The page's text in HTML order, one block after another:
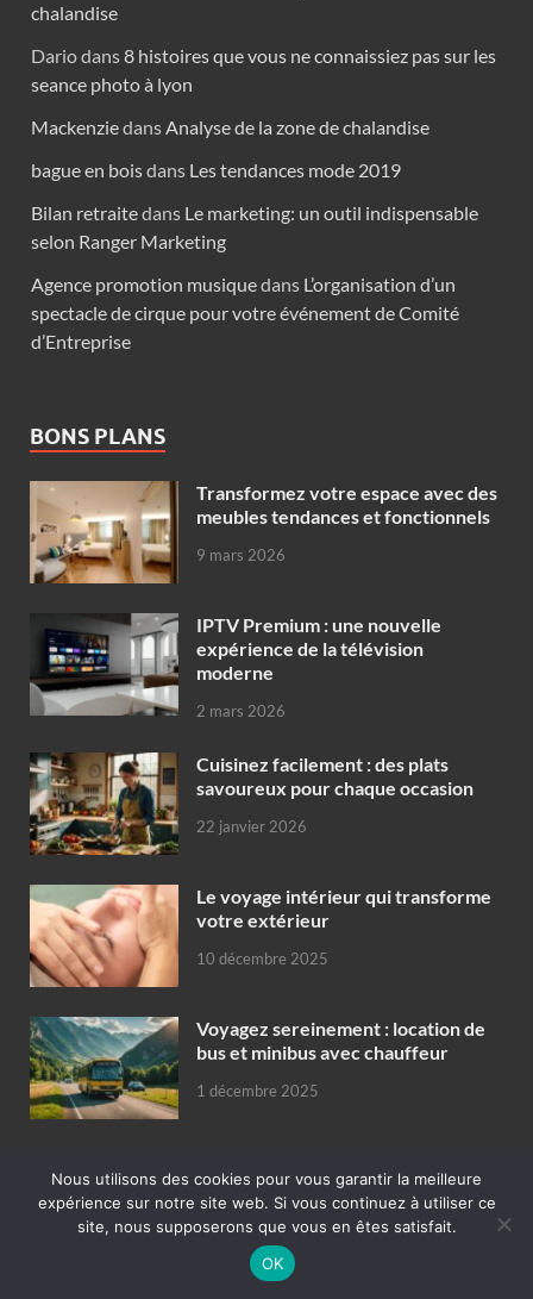
chalandise
Dariodans8 histoires que vous ne connaissiez pas sur les
seance photo à lyon
MackenziedansAnalyse de la zone de chalandise
bague en boisdans Les tendances mode 2019
Bilan retraitedans Le marketing: un outil indispensable
selon Ranger Marketing
Agence promotion musiquedans L’organisation d’un
spectacle de cirque pour votre événement de Comité
d’Entreprise
BONS PLANS
Transformez votre espace avec des
meubles tendances et fonctionnels
9 mars 2026
IPTV Premium : une nouvelle
expérience de la télévision
moderne
2 mars 2026
Cuisinez facilement : des plats
savoureux pour chaque occasion
22 janvier 2026
Le voyage intérieur qui transforme
votre extérieur
10 décembre 2025
Voyagez sereinement : location de
bus et minibus avec chauffeur
1 décembre 2025
PRATIQUE
Les signes indiquant qu’il faut
changer sa batterie
Nous utilisons des cookies pour vous garantir la meilleure
expérience sur notre site web. Si vous continuez à utiliser ce
site, nous supposerons que vous en êtes satisfait.
OK